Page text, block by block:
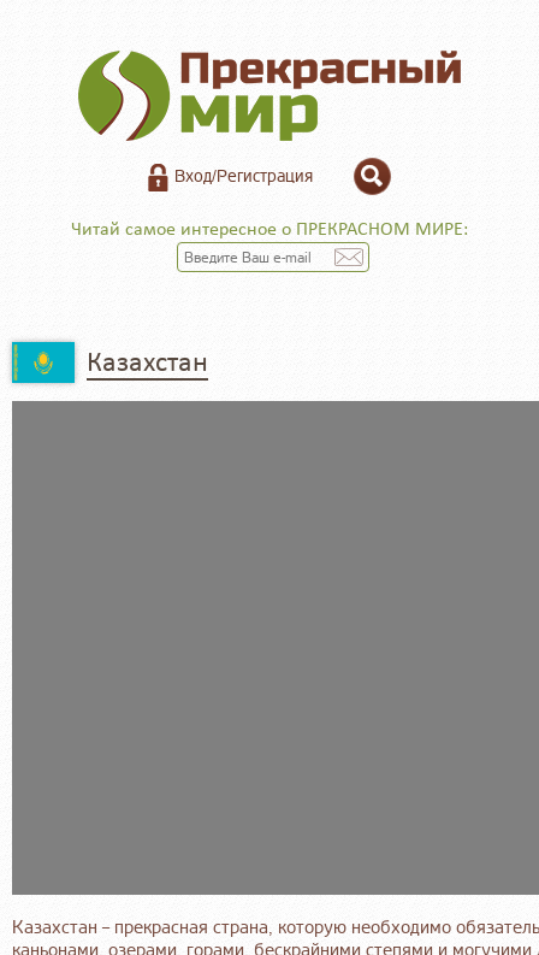
Вход/Регистрация
Читай самое интересное о ПРЕКРАСНОМ МИРЕ:
Казахстан
Казахстан – прекрасная страна, которую необходимо